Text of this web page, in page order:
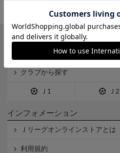
一覧から探す
カテゴリから探す
クラブから探す
Ｊ1 Ｊ2
インフォメーション
Ｊリーグオンラインストアとは
利用規約